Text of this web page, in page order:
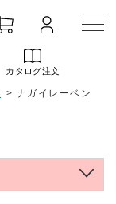
カタログ注文
> ナガイレーベン